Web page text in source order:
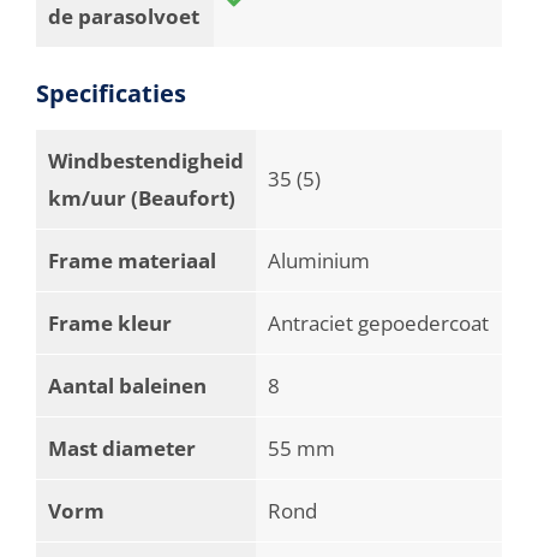
de parasolvoet
Specificaties
Windbestendigheid
km/uur (Beaufort)
35 (5)
Frame materiaal Aluminium
Frame kleur Antraciet gepoedercoat
Aantal baleinen 8
Mast diameter 55 mm
Vorm Rond